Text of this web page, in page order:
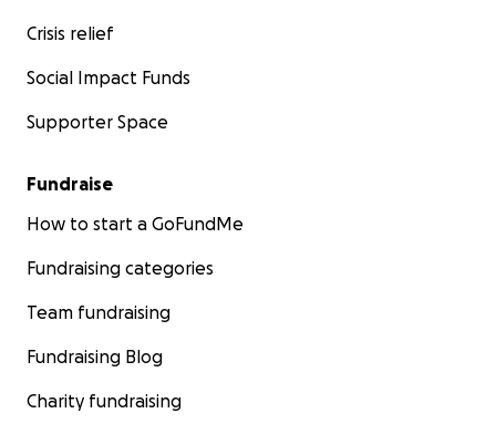
Crisis relief
Social Impact Funds
Supporter Space
Fundraise
How to start a GoFundMe
Fundraising categories
Team fundraising
Fundraising Blog
Charity fundraising